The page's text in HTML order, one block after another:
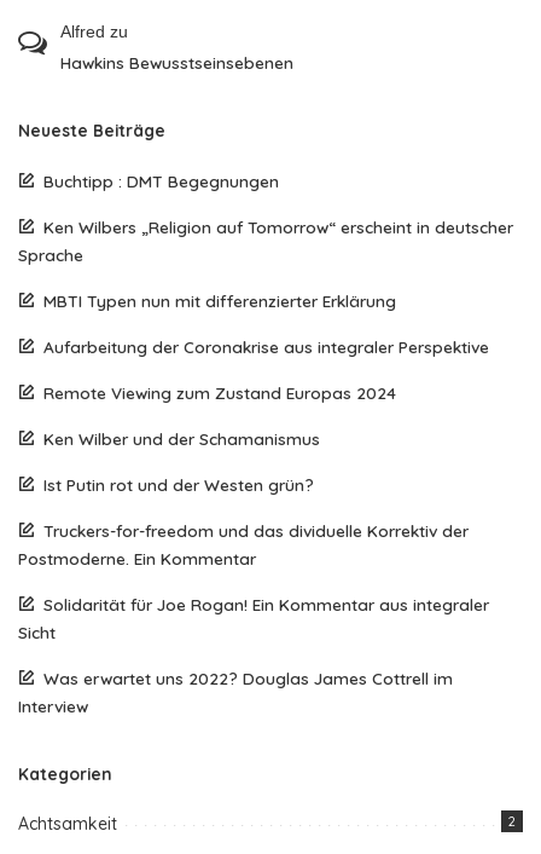
Alfred zu
Hawkins Bewusstseinsebenen
Neueste Beiträge
Buchtipp : DMT Begegnungen
Ken Wilbers „Religion auf Tomorrow“ erscheint in deutscher
Sprache
MBTI Typen nun mit differenzierter Erklärung
Aufarbeitung der Coronakrise aus integraler Perspektive
Remote Viewing zum Zustand Europas 2024
Ken Wilber und der Schamanismus
Ist Putin rot und der Westen grün?
Truckers-for-freedom und das dividuelle Korrektiv der
Postmoderne. Ein Kommentar
Solidarität für Joe Rogan! Ein Kommentar aus integraler
Sicht
Was erwartet uns 2022? Douglas James Cottrell im
Interview
Kategorien
Achtsamkeit 2